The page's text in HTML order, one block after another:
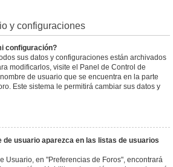
y configuraciones
configuración?
sus datos y configuraciones están archivados
modificarlos, visite el Panel de Control de
de usuario que se encuentra en la parte
Este sistema le permitirá cambiar sus datos y
de usuario aparezca en las listas de usuarios
Usuario, en "Preferencias de Foros", encontrará